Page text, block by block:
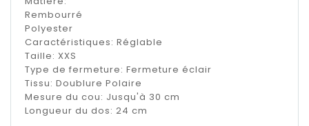
Rembourré
Polyester
Caractéristiques: Réglable
Taille: XXS
Type de fermeture: Fermeture éclair
Tissu: Doublure Polaire
Mesure du cou: Jusqu'à 30 cm
Longueur du dos: 24 cm